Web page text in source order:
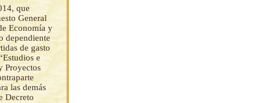
que
General
Economía y
dependiente
de gasto
e
Proyectos
las demás
Decreto